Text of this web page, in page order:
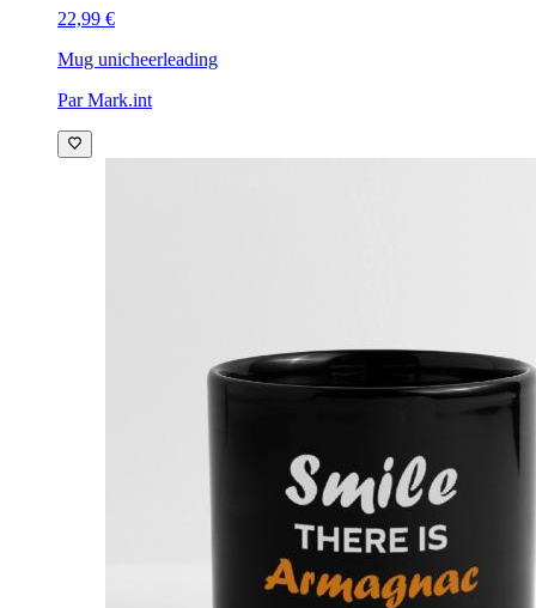
22,99 €
Mug unicheerleading
Par Mark.int